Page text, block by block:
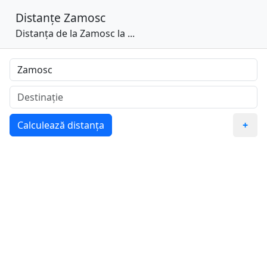
Distanțe Zamosc
Distanța de la Zamosc la ...
Calculează distanța +